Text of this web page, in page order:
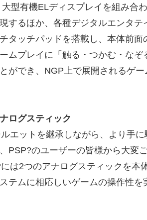
型有機ELディスプレイを組み合
するほか、各種デジタルエンタテ
タッチパッドを搭載し、本体前面
ムプレイに「触る・つかむ・なぞ
ができ、NGP上で展開されるゲ
ログスティック
エットを継承しながら、より手
PSP?のユーザーの皆様から大変
は2つのアナログスティックを本
テムに相応しいゲームの操作性を